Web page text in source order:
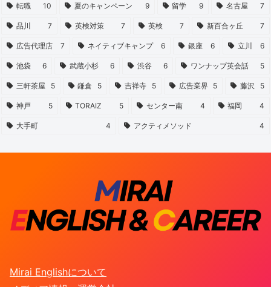
転職 10 夏のキャンペーン 9 留学 9 名古屋 7
品川 7 英検対策 7 英検 7 新百合ヶ丘 7
広告代理店 7 ネイティブキャンプ 6 銀座 6 立川 6
池袋 6 武蔵小杉 6 渋谷 6 ワンナップ英会話 5
三軒茶屋 5 鎌倉 5 吉祥寺 5 広告業界 5 藤沢 5
神戸 5 TORAIZ 5 センター南 4 福岡 4
大手町 4 アクティメソッド 4
Mirai Englishについて